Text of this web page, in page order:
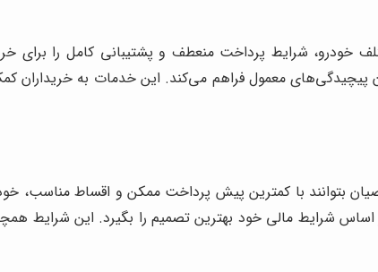
خودرو، شرایط پرداخت منعطف و پشتیبانی کامل را برای
معمول فراهم می‌کند. این خدمات به خریداران
بتوانند با کمترین پیش پرداخت ممکن و اقساط مناسب،
اساس شرایط مالی خود بهترین تصمیم را بگیرد. این